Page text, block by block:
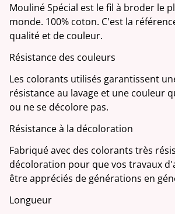
Mouliné Spécial est le fil à broder le
monde. 100% coton. C'est la
qualité et de couleur.
Résistance des couleurs
Les colorants utilisés garantissent
résistance au lavage et une couleur
ou ne se décolore pas.
Résistance à la décoloration
Fabriqué avec des colorants très
décoloration pour que vos travaux
être appréciés de générations en
Longueur